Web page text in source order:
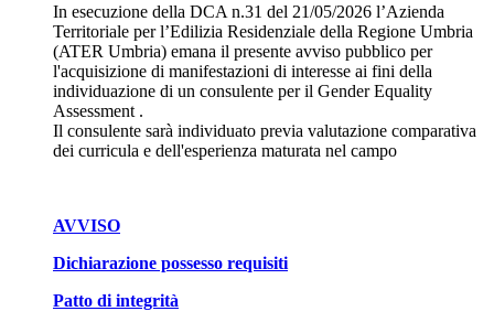
In esecuzione della DCA n.31 del 21/05/2026 l’Azienda
Territoriale per l’Edilizia Residenziale della Regione Umbria
(ATER Umbria) emana il presente avviso pubblico per
l'acquisizione di manifestazioni di interesse ai fini della
individuazione di un consulente per il Gender Equality
Assessment .
Il consulente sarà individuato previa valutazione comparativa
dei curricula e dell'esperienza maturata nel campo
AVVISO
Dichiarazione possesso requisiti
Patto di integrità